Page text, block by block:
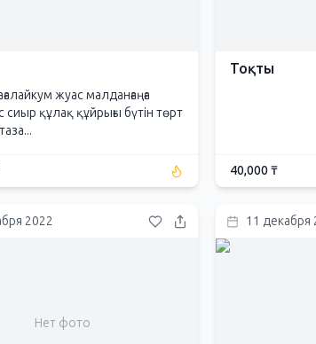
жуас малданғаңға
құлақ құйрығы бүтін төрт
Тоқты
40,000 ₸
2022
Нет фото
11 декабря